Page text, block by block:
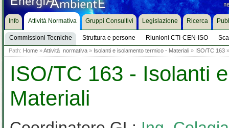
Info Attività Normativa
Commissioni Tecniche Struttura e persone Riunioni CTI-CEN-ISO
Gruppi Consultivi Legislazione Ricerca
Path: Home »Attività normativa » Isolanti e isolamento termico - Materiali » ISO/TC 163
ISO/TC 163 - Isolanti
Materiali